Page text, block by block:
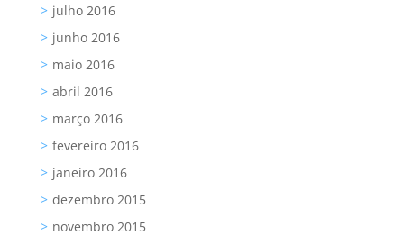
julho 2016
junho 2016
maio 2016
abril 2016
março 2016
fevereiro 2016
janeiro 2016
dezembro 2015
novembro 2015